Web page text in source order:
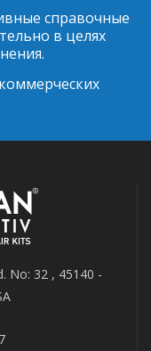
справочные
в целях
No: 32 , 45140 -